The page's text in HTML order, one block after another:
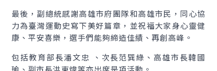
最後，副總統感謝高雄市府團隊和高雄市民，同心協
力為臺灣運動史寫下美好篇章，並祝福大家身心靈健
康、平安喜樂，選手們能夠締造佳績、再創高峰。
包括教育部長潘文忠 、次長范巽綠、高雄市長韓國